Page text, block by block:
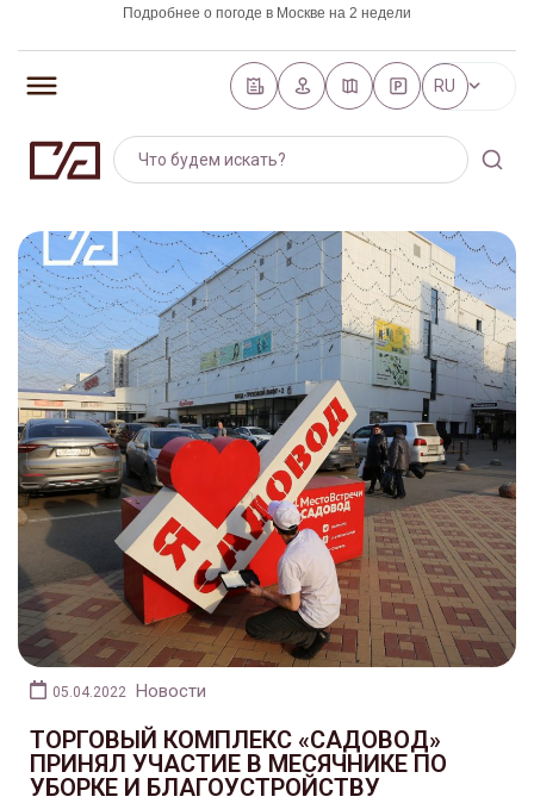
Подробнее о погоде в Москве на 2 недели
RU
05.04.2022 Новости
ТОРГОВЫЙ КОМПЛЕКС «САДОВОД»
ПРИНЯЛ УЧАСТИЕ В МЕСЯЧНИКЕ ПО
УБОРКЕ И БЛАГОУСТРОЙСТВУ